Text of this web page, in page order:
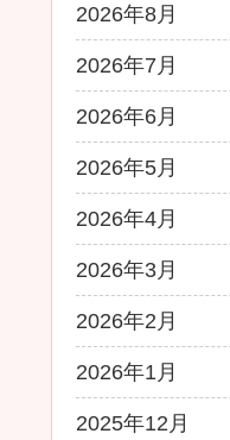
2026年8月
2026年7月
2026年6月
2026年5月
2026年4月
2026年3月
2026年2月
2026年1月
2025年12月